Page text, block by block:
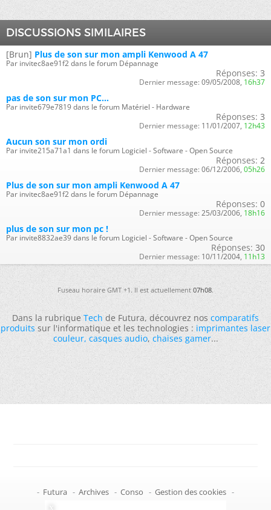
DISCUSSIONS SIMILAIRES
[Brun] Plus de son sur mon ampli Kenwood A 47
Par invitec8ae91f2 dans le forum Dépannage
Réponses: 3
Dernier message: 09/05/2008, 16h37
pas de son sur mon PC...
Par invite679e7819 dans le forum Matériel - Hardware
Réponses: 3
Dernier message: 11/01/2007, 12h43
Aucun son sur mon ordi
Par invite215a71a1 dans le forum Logiciel - Software - Open Source
Réponses: 2
Dernier message: 06/12/2006, 05h26
Plus de son sur mon ampli Kenwood A 47
Par invitec8ae91f2 dans le forum Dépannage
Réponses: 0
Dernier message: 25/03/2006, 18h16
plus de son sur mon pc !
Par invite8832ae39 dans le forum Logiciel - Software - Open Source
Réponses: 30
Dernier message: 10/11/2004, 11h13
Fuseau horaire GMT +1. Il est actuellement07h08.
Dans la rubriqueTechde Futura, découvrez noscomparatifs
produitssur l'informatique et les technologies :imprimantes laser
couleur,casques audio,chaises gamer...
- Futura - Archives - Conso - Gestion des cookies -